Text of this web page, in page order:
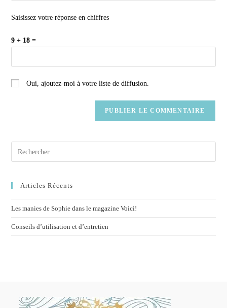
Saisissez votre réponse en chiffres
9 + 18 =
Oui, ajoutez-moi à votre liste de diffusion.
Articles Récents
Les manies de Sophie dans le magazine Voici!
Conseils d’utilisation et d’entretien